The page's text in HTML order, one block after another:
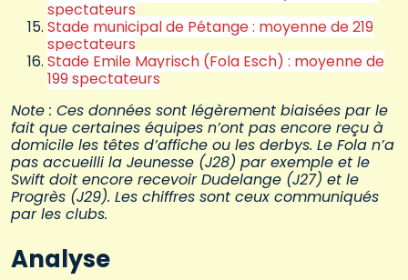
spectateurs
Stade municipal de Pétange : moyenne de 219
spectateurs
Stade Emile Mayrisch (Fola Esch) : moyenne de
199 spectateurs
Note : Ces données sont légèrement biaisées par le
fait que certaines équipes n’ont pas encore reçu à
domicile les têtes d’affiche ou les derbys. Le Fola n’a
pas accueilli la Jeunesse (J28) par exemple et le
Swift doit encore recevoir Dudelange (J27) et le
Progrès (J29). Les chiffres sont ceux communiqués
par les clubs.
Analyse